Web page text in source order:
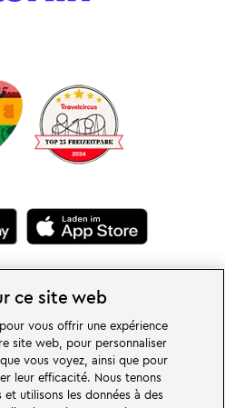
dans les mondes d'aventure du parc
Allemagne. Découvrez des attractions
LEGO®. LEGOLAND Deutschland
ce site web
vous offrir une expérience
site web, pour personnaliser
vous voyez, ainsi que pour
leur efficacité. Nous tenons
utilisons les données à des